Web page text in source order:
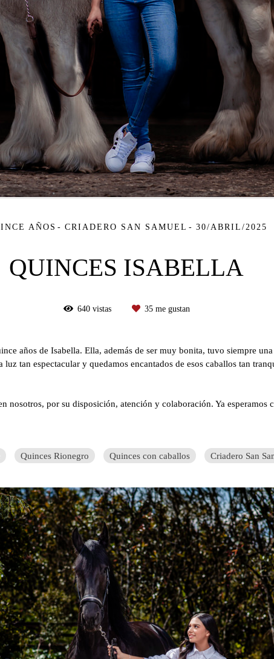
AÑOS CRIADERO SAN SAMUEL 30/ABRIL/2025
QUINCES ISABELLA
640vistas 35me gustan
años de Isabella. Ella, además de ser muy bonita, tuvo siempre
luz tan espectacular y quedamos encantados de esos caballos tan
nosotros, por su disposición, atención y colaboración. Ya esperamos
Quinces Rionegro Quinces con caballos Criadero San